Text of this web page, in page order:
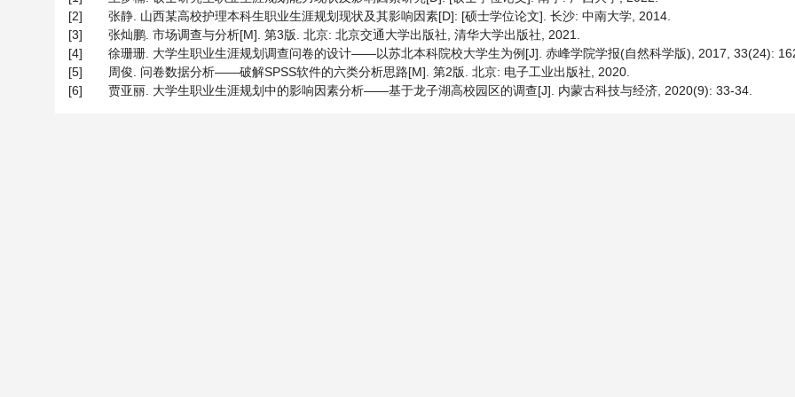
[2]
张静. 山西某高校护理本科生职业生涯规划现状及其影响因素[D]: [硕士学位论文]. 长沙: 中南大学, 2014.
[3]
张灿鹏. 市场调查与分析[M]. 第3版. 北京: 北京交通大学出版社, 清华大学出版社, 2021.
[4]
徐珊珊. 大学生职业生涯规划调查问卷的设计——以苏北本科院校大学生为例[J]. 赤峰学院学报(自然科学版), 2017, 33(24):
[5]
周俊. 问卷数据分析——破解SPSS软件的六类分析思路[M]. 第2版. 北京: 电子工业出版社, 2020.
[6]
贾亚丽. 大学生职业生涯规划中的影响因素分析——基于龙子湖高校园区的调查[J]. 内蒙古科技与经济, 2020(9): 33-34.